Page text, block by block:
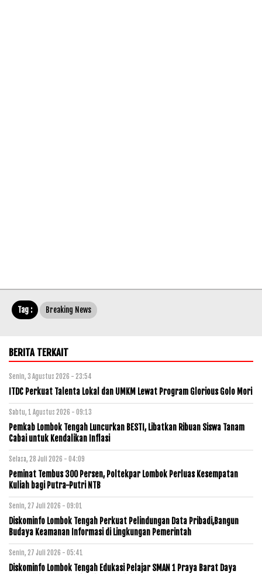
Tag : Breaking News
BERITA TERKAIT
Senin, 3 Agustus 2026 - 23:54
ITDC Perkuat Talenta Lokal dan UMKM Lewat Program Glorious Golo Mori
Sabtu, 1 Agustus 2026 - 09:13
Pemkab Lombok Tengah Luncurkan BESTI, Libatkan Ribuan Siswa Tanam
Cabai untuk Kendalikan Inflasi
Selasa, 28 Juli 2026 - 04:09
Peminat Tembus 300 Persen, Poltekpar Lombok Perluas Kesempatan
Kuliah bagi Putra-Putri NTB
Senin, 27 Juli 2026 - 09:01
Diskominfo Lombok Tengah Perkuat Pelindungan Data Pribadi,Bangun
Budaya Keamanan Informasi di Lingkungan Pemerintah
Senin, 27 Juli 2026 - 05:41
Diskominfo Lombok Tengah Edukasi Pelajar SMAN 1 Praya Barat Daya